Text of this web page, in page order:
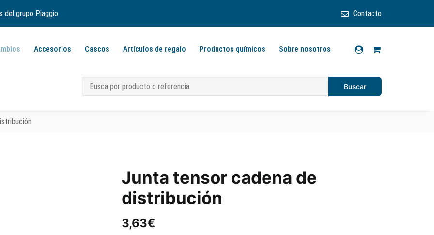
del grupo Piaggio Contacto
Accesorios Cascos Artículos de regalo Productos químicos Sobre nosotros
Junta tensor cadena de
distribución
3,63€